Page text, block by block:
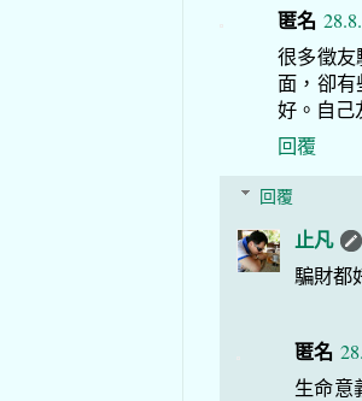
匿名
很多徵
面，卻
好。自己
回覆
回覆
止凡
騙財都
匿名
生命意